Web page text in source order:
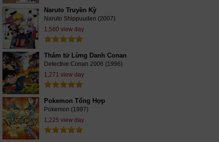
Naruto Truyền Kỳ
Naruto Shippuuden (2007)
1,560 view day
Thám tử Lừng Danh Conan
Detective Conan 2006 (1996)
1,271 view day
Pokemon Tổng Hợp
Pokemon (1997)
1,225 view day